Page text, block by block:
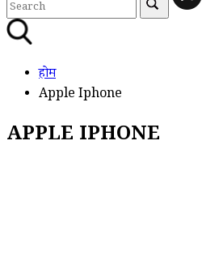
होम
Apple Iphone
APPLE IPHONE